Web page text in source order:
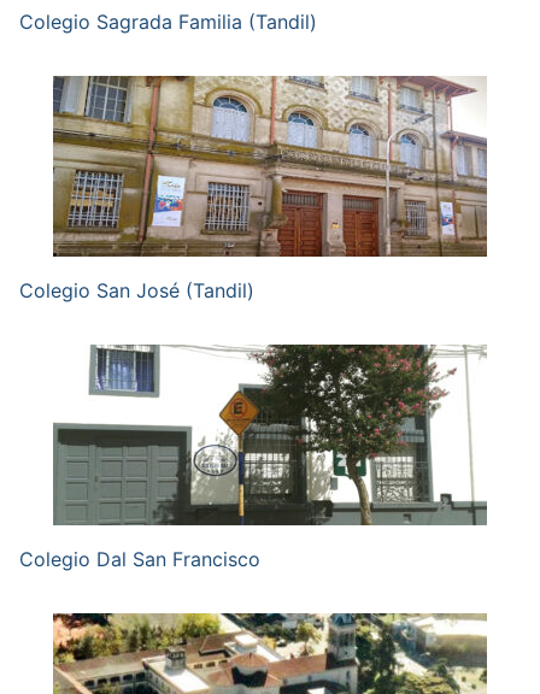
Colegio Sagrada Familia (Tandil)
Colegio San José (Tandil)
Colegio Dal San Francisco